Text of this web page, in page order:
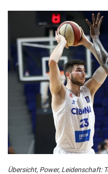
Übersicht, Power, Leidenschaft: